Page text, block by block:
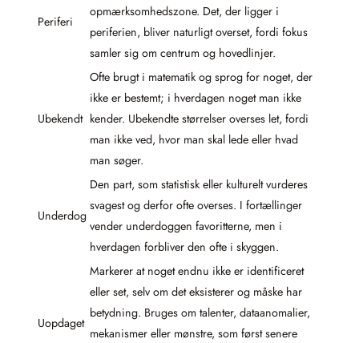
Periferi
opmærksomhedszone. Det, der ligger i
periferien, bliver naturligt overset, fordi fokus
samler sig om centrum og hovedlinjer.
Ubekendt
Ofte brugt i matematik og sprog for noget, der
ikke er bestemt; i hverdagen noget man ikke
kender. Ubekendte størrelser overses let, fordi
man ikke ved, hvor man skal lede eller hvad
man søger.
Underdog
Den part, som statistisk eller kulturelt vurderes
svagest og derfor ofte overses. I fortællinger
vender underdoggen favoritterne, men i
hverdagen forbliver den ofte i skyggen.
Uopdaget
Markerer at noget endnu ikke er identificeret
eller set, selv om det eksisterer og måske har
betydning. Bruges om talenter, dataanomalier,
mekanismer eller mønstre, som først senere